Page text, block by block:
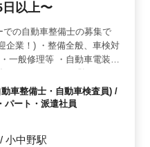
応募ください。また、
める環境です。 ＜働き
上で、シフト制による柔
も含めた週5〜6日の出勤
10時間程度の残業で、
しましょう。
以上〜
での自動車整備士の募集で
企業！) ・整備全般、車検対
一般修理等 ・自動車電装品
＊シニア層歓迎（50代の技
検査員資格ある方優遇☆
車整備士・自動車検査員) /
パート・派遣社員
小中野駅